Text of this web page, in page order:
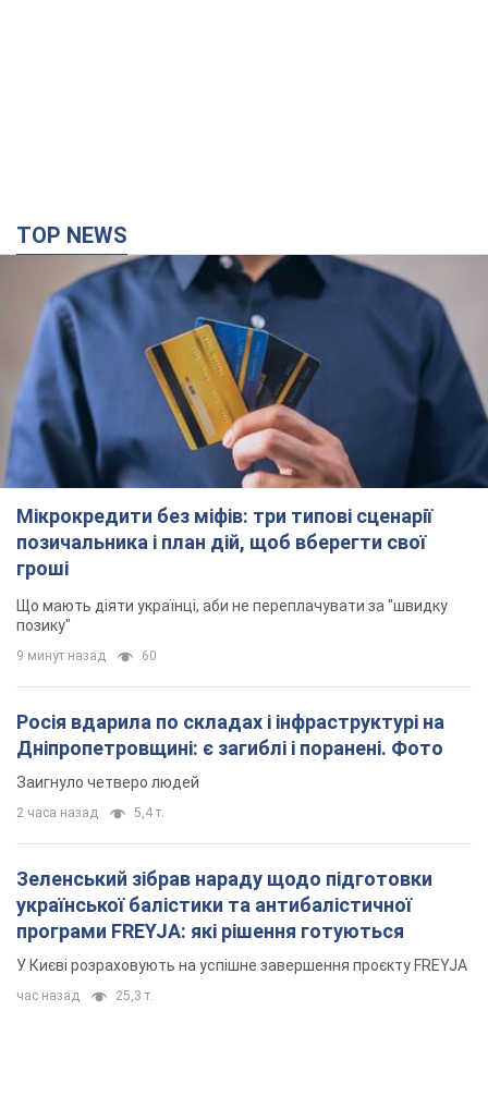
TOP NEWS
Мікрокредити без міфів: три типові сценарії
позичальника і план дій, щоб вберегти свої
гроші
Що мають діяти українці, аби не переплачувати за "швидку
позику"
9 минут назад 60
Росія вдарила по складах і інфраструктурі на
Дніпропетровщині: є загиблі і поранені. Фото
Заигнуло четверо людей
2 часа назад 5,4 т.
Зеленський зібрав нараду щодо підготовки
української балістики та антибалістичної
програми FREYJA: які рішення готуються
У Києві розраховують на успішне завершення проєкту FREYJA
час назад 25,3 т.